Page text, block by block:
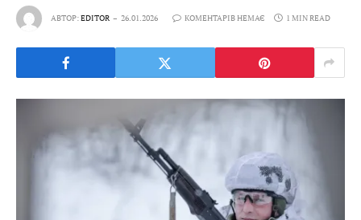
АВТОР:EDITOR 26.01.2026 КОМЕНТАРІВ НЕМАЄ 1 MIN READ